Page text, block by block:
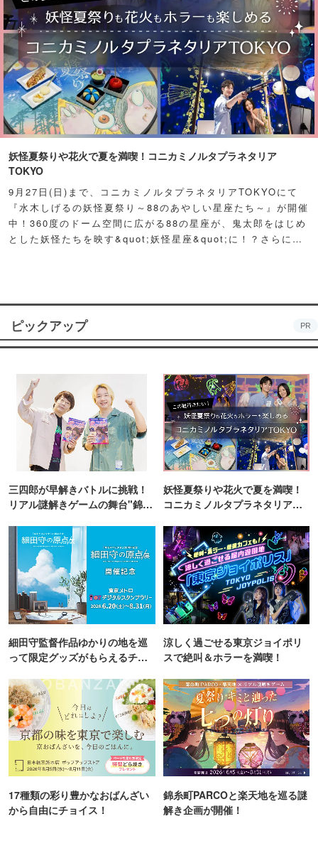
妖怪夏祭りや花火で夏を満喫！コニカミノルタプラネタリア
TOKYO
9月27日(日)まで、コニカミノルタプラネタリアTOKYOにて
『水木しげるの妖怪夏祭り～88のあやしい星座たち～』が開催
中！360度のドーム空間に広がる88の星座が、鬼太郎をはじめ
とした妖怪たちを映す&quot;妖怪星座&quot;に！？さらに例
ピックアップ PR
三四郎が早解きバトルに挑戦！
リアル謎解きゲームの舞台"錦糸
妖怪夏祭りや花火で夏を満喫！
コニカミノルタプラネタリア
細田守監督作品ゆかりの地を巡
って限定グッズがもらえるチャ
涼しく過ごせる東京ジョイポリ
スで絶叫＆ホラーを満喫！
17種類の彩り豊かなおばんざい
から自由にチョイス！
錦糸町PARCOと楽天地を巡る謎
解き企画が開催！